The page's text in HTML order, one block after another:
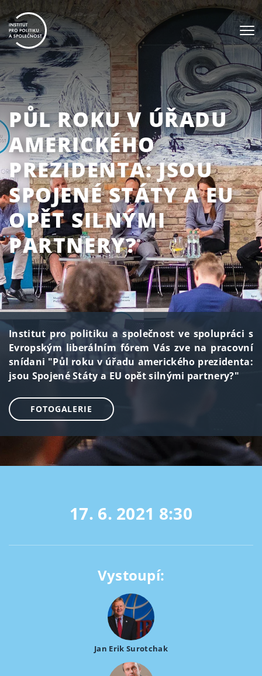
PŮL ROKU V ÚŘADU
AMERICKÉHO
PREZIDENTA: JSOU
SPOJENÉ STÁTY A EU
OPĚT SILNÝMI
PARTNERY?
Institut pro politiku a společnost ve spolupráci s
Evropským liberálním fórem Vás zve na pracovní
snídani "Půl roku v úřadu amerického prezidenta:
jsou Spojené Státy a EU opět silnými partnery?"
FOTOGALERIE
17. 6. 2021 8:30
Vystoupí:
Jan Erik Surotchak